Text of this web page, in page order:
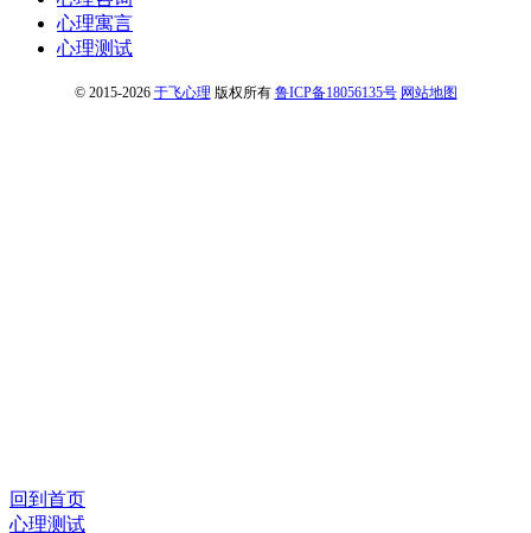
心理寓言
心理测试
© 2015-2026 于飞心理 版权所有 鲁ICP备18056135号 网站地图
回到首页
心理测试